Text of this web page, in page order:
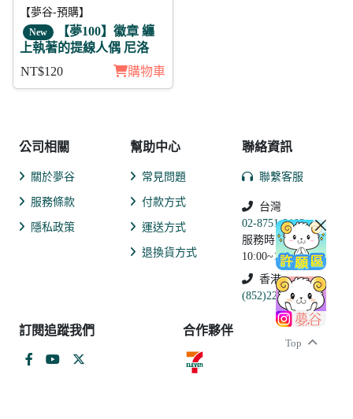
Top
【夢谷-預購】
New 【夢100】徽章 纏
上執著的提線人偶 尼洛
NT$120
購物車
公司相關
關於夢谷
服務條款
隱私政策
幫助中心
常見問題
付款方式
運送方式
退換貨方式
聯絡資訊
聯繫客服
台灣
02-8751-2102
服務時間:
10:00~19:00
香港
(852)2250-9311
訂閱追蹤我們 合作夥伴